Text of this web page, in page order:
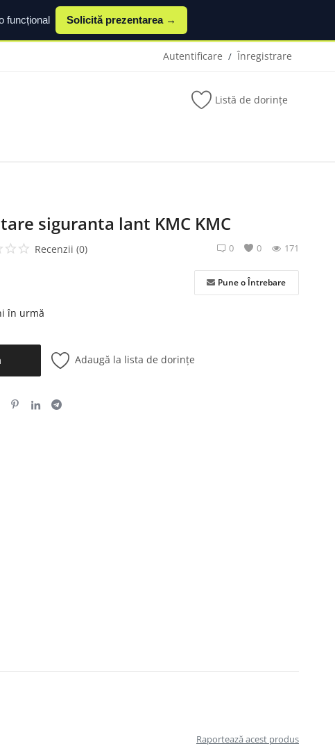
funcțional Solicită prezentarea →
Autentificare / Înregistrare
Listă de dorințe
siguranta lant KMC KMC
Recenzii (0) 0 0 171
Pune o Întrebare
în urmă
Adaugă la lista de dorințe
Raportează acest produs